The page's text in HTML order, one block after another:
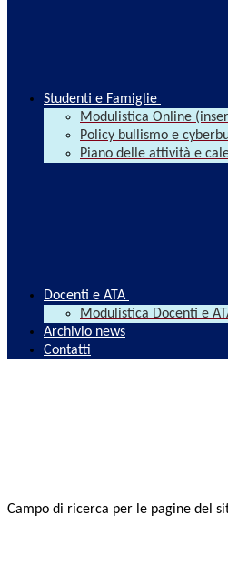
Studenti e Famiglie
Modulistica Online
Policy bullismo e
Piano delle attività e
Docenti e ATA
Modulistica Docenti e
Archivio news
Contatti
Campo di ricerca per le pagine del